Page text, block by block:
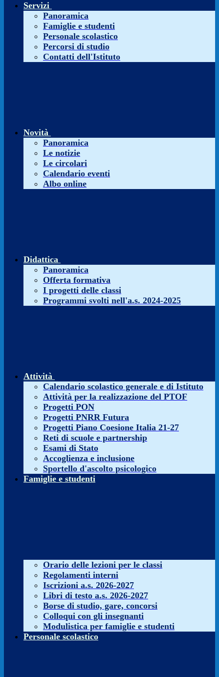
Servizi
Panoramica
Famiglie e studenti
Personale scolastico
Percorsi di studio
Contatti dell'Istituto
Novità
Panoramica
Le notizie
Le circolari
Calendario eventi
Albo online
Didattica
Panoramica
Offerta formativa
I progetti delle classi
Programmi svolti nell'a.s. 2024-2025
Attività
Calendario scolastico generale e di Istituto
Attività per la realizzazione del PTOF
Progetti PON
Progetti PNRR Futura
Progetti Piano Coesione Italia 21-27
Reti di scuole e partnership
Esami di Stato
Accoglienza e inclusione
Sportello d'ascolto psicologico
Famiglie e studenti
Orario delle lezioni per le classi
Regolamenti interni
Iscrizioni a.s. 2026-2027
Libri di testo a.s. 2026-2027
Borse di studio, gare, concorsi
Colloqui con gli insegnanti
Modulistica per famiglie e studenti
Personale scolastico